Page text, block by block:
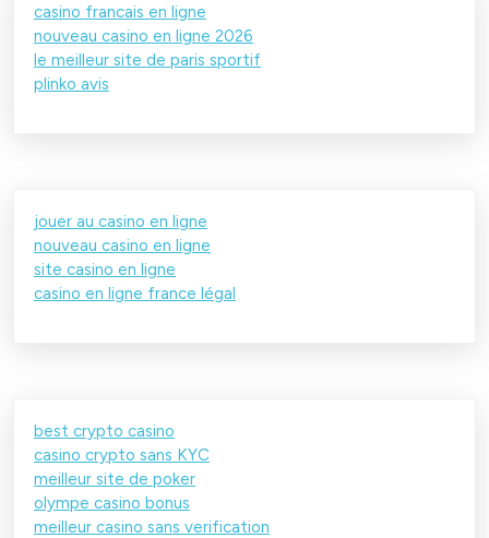
casino francais en ligne
nouveau casino en ligne 2026
le meilleur site de paris sportif
plinko avis
jouer au casino en ligne
nouveau casino en ligne
site casino en ligne
casino en ligne france légal
best crypto casino
casino crypto sans KYC
meilleur site de poker
olympe casino bonus
meilleur casino sans verification